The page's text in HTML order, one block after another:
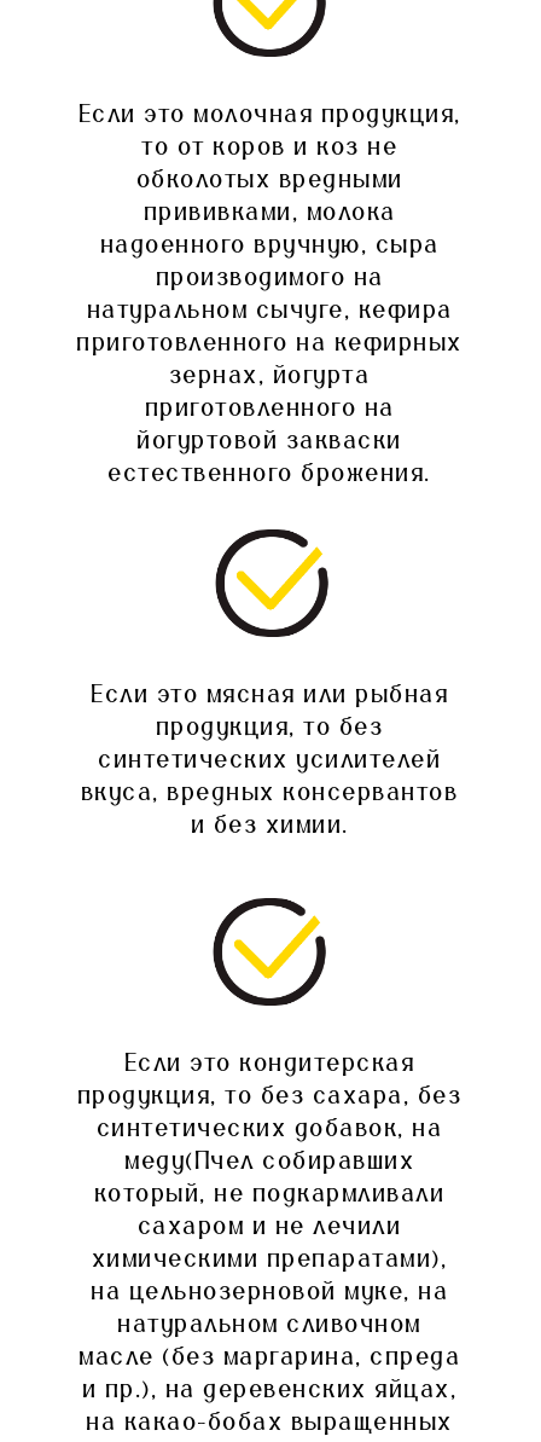
Если это молочная продукция,
то от коров и коз не
обколотых вредными
прививками, молока
надоенного вручную, сыра
производимого на
натуральном сычуге, кефира
приготовленного на кефирных
зернах, йогурта
приготовленного на
йогуртовой закваски
естественного брожения.
Если это мясная или рыбная
продукция, то без
синтетических усилителей
вкуса, вредных консервантов
и без химии.
Если это кондитерская
продукция, то без сахара, без
синтетических добавок, на
меду(Пчел собиравших
который, не подкармливали
сахаром и не лечили
химическими препаратами),
на цельнозерновой муке, на
натуральном сливочном
масле (без маргарина, спреда
и пр.), на деревенских яйцах,
на какао-бобах выращенных